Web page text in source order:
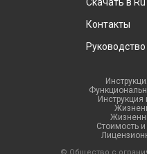
Контакты
Руководство
Инструкция
Стоимость